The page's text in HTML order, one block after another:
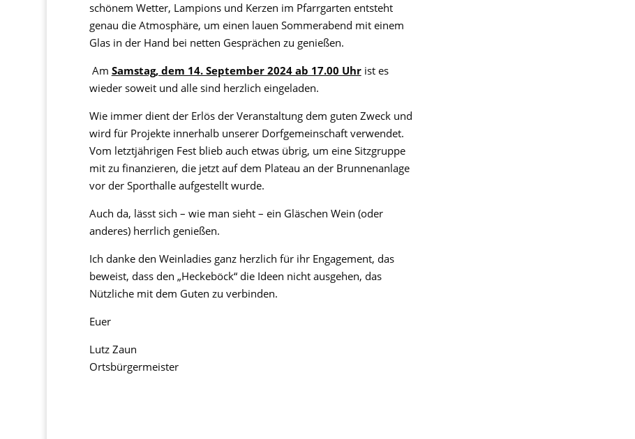
schönem Wetter, Lampions und Kerzen im Pfarrgarten entsteht
genau die Atmosphäre, um einen lauen Sommerabend mit einem
Glas in der Hand bei netten Gesprächen zu genießen.
Am Samstag, dem 14. September 2024 ab 17.00 Uhrist es
wieder soweit und alle sind herzlich eingeladen.
Wie immer dient der Erlös der Veranstaltung dem guten Zweck und
wird für Projekte innerhalb unserer Dorfgemeinschaft verwendet.
Vom letztjährigen Fest blieb auch etwas übrig, um eine Sitzgruppe
mit zu finanzieren, die jetzt auf dem Plateau an der Brunnenanlage
vor der Sporthalle aufgestellt wurde.
Auch da, lässt sich – wie man sieht – ein Gläschen Wein (oder
anderes) herrlich genießen.
Ich danke den Weinladies ganz herzlich für ihr Engagement, das
beweist, dass den „Heckeböck“ die Ideen nicht ausgehen, das
Nützliche mit dem Guten zu verbinden.
Euer
Lutz Zaun
Ortsbürgermeister